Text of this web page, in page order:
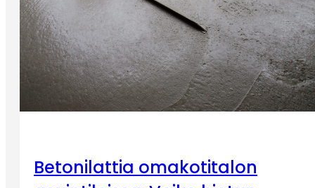
Betonilattia omakotitalon